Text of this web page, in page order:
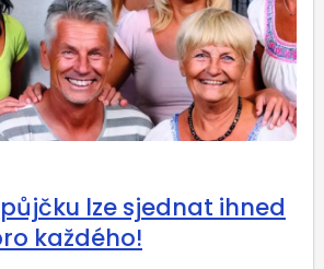
půjčku lze sjednat ihned
každého!